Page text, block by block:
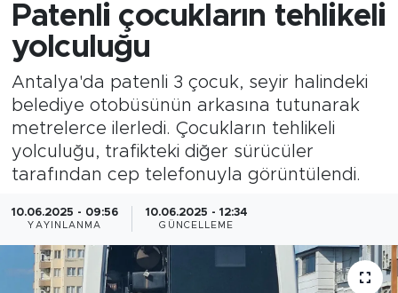
Patenli çocukların tehlikeli
yolculuğu
Antalya'da patenli 3 çocuk, seyir halindeki
belediye otobüsünün arkasına tutunarak
metrelerce ilerledi. Çocukların tehlikeli
yolculuğu, trafikteki diğer sürücüler
tarafından cep telefonuyla görüntülendi.
10.06.2025 - 09:56
YAYINLANMA
10.06.2025 - 12:34
GÜNCELLEME
Gündem
İlçeler
Kültür- Sanat
Magazin
Resmi İlanlar
Tüm Manşetler
Son Dakika Haberleri
Haber Arşivi